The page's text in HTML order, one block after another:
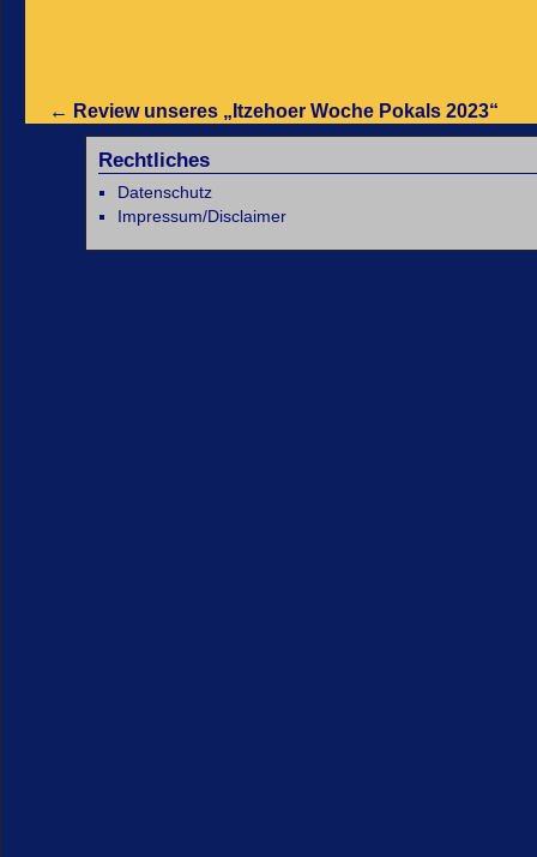
← Review unseres „Itzehoer Woche Pokals 2023“
Rechtliches
Datenschutz
Impressum/Disclaimer